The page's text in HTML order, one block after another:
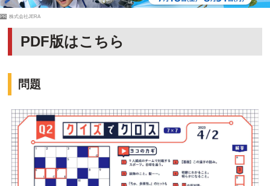
PR 株式会社JERA
PDF版はこちら
問題